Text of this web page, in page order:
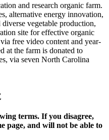
and research organic farm.
alternative energy innovation,
vegetable production,
site for effective organic
free video content and year-
at the farm is donated to
via seven North Carolina
terms. If you disagree,
page, and will not be able to